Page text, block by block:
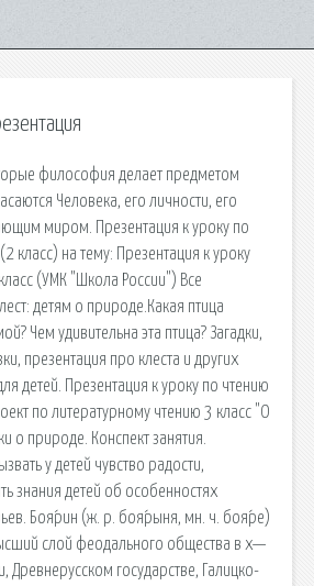
философия делает предметом
Человека, его личности, его
миром. Презентация к уроку по
класс) на тему: Презентация к уроку
(УМК "Школа России") Все
детям о природе.Какая птица
Чем удивительна эта птица? Загадки,
презентация про клеста и других
детей. Презентация к уроку по чтению
по литературному чтению 3 класс "О
о природе. Конспект занятия.
у детей чувство радости,
знания детей об особенностях
Боя́рин (ж. р. боя́рыня, мн. ч. боя́ре)
слой феодального общества в x—
Древнерусском государстве, Галицко-